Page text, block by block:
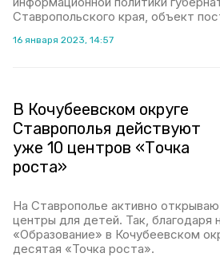
Ставропольского края, объект
16 января 2023, 14:57
В Кочубеевском округе
Ставрополья действуют
уже 10 центров «Точка
роста»
На Ставрополье активно
центры для детей. Так, благодаря
«Образование» в Кочубеевском
десятая «Точка роста».